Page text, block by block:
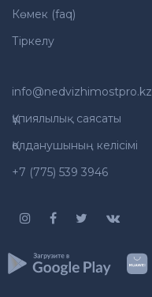
Көмек (faq)
Тіркелу
info@nedvizhimostpro.kz
Құпиялылық саясаты
Қолданушының келісімі
+7 (775) 539 3946